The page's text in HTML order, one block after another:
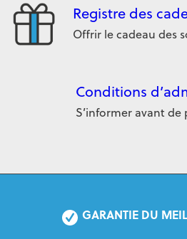
Registre des
Offrir le cadeau des
Conditions
S’informer avant de
GARANTIE DU